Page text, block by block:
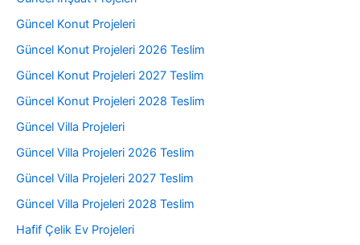
Güncel Konut Projeleri
Güncel Konut Projeleri 2026 Teslim
Güncel Konut Projeleri 2027 Teslim
Güncel Konut Projeleri 2028 Teslim
Güncel Villa Projeleri
Güncel Villa Projeleri 2026 Teslim
Güncel Villa Projeleri 2027 Teslim
Güncel Villa Projeleri 2028 Teslim
Hafif Çelik Ev Projeleri